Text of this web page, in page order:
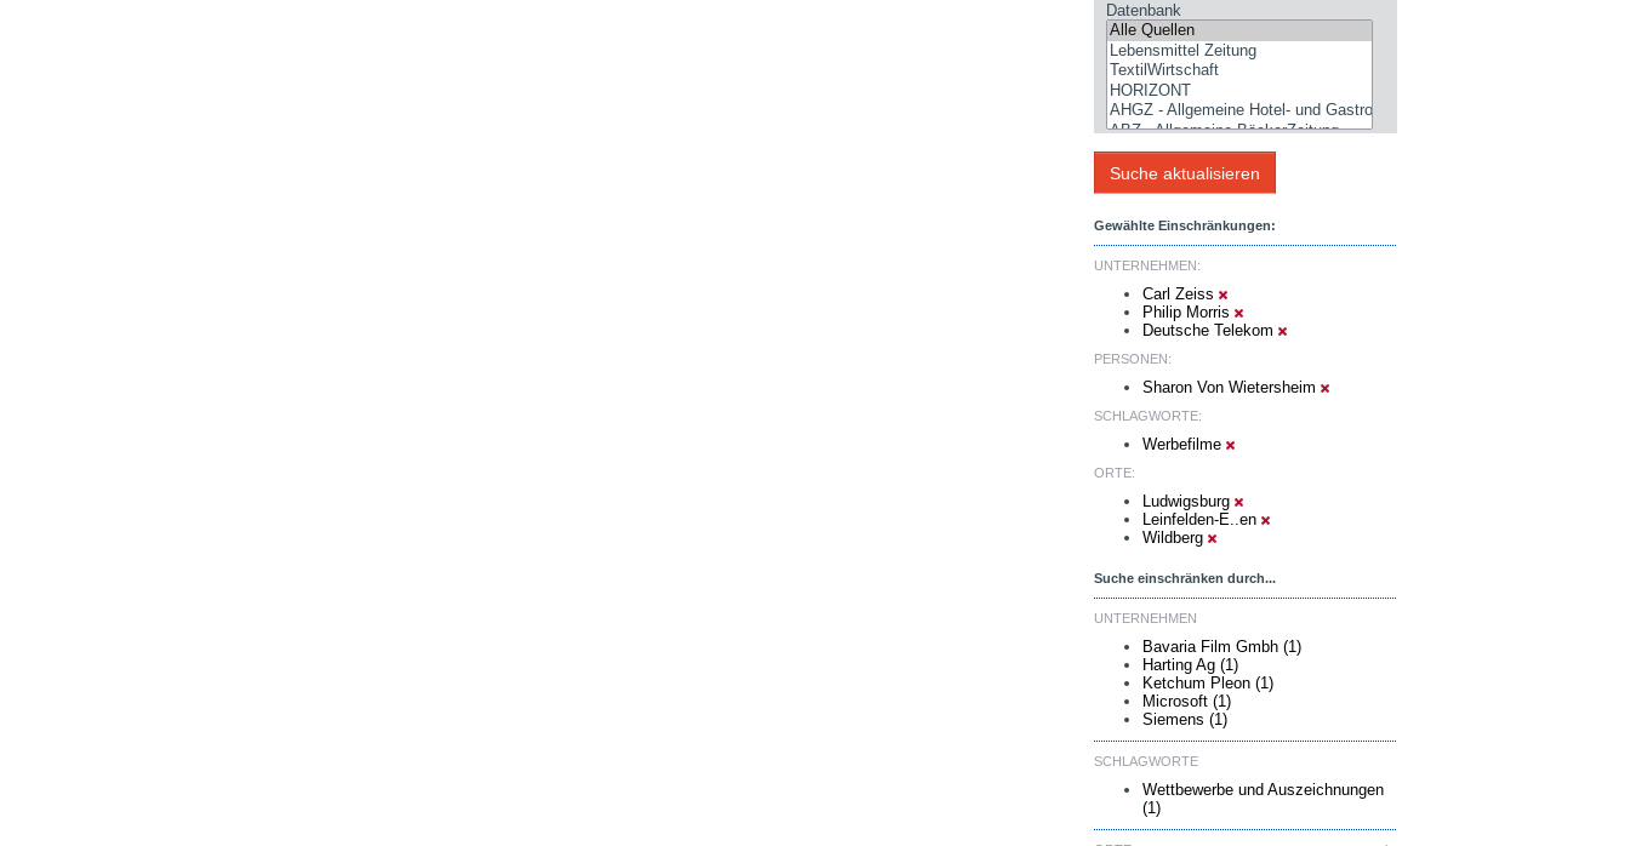
Datenbank
Gewählte Einschränkungen:
UNTERNEHMEN:
Carl Zeiss
Philip Morris
Deutsche Telekom
PERSONEN:
Sharon Von Wietersheim
SCHLAGWORTE:
Werbefilme
ORTE:
Ludwigsburg
Leinfelden-E..en
Wildberg
Suche einschränken durch...
UNTERNEHMEN
Bavaria Film Gmbh (1)
Harting Ag (1)
Ketchum Pleon (1)
Microsoft (1)
Siemens (1)
SCHLAGWORTE
Wettbewerbe und Auszeichnungen
(1)